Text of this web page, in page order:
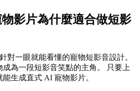
影片為什麼適合做短影
對一眼就能看懂的寵物短影音設計。
為一段短影音笑點的主角。 只要上
生成直式 AI 寵物影片。